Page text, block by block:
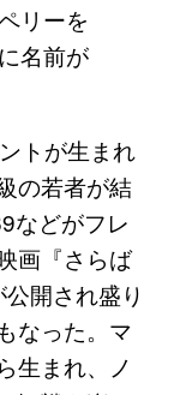
リーを
名前が
トが生まれ
の若者が結
などがフレ
画『さらば
開され盛り
なった。マ
生まれ、ノ